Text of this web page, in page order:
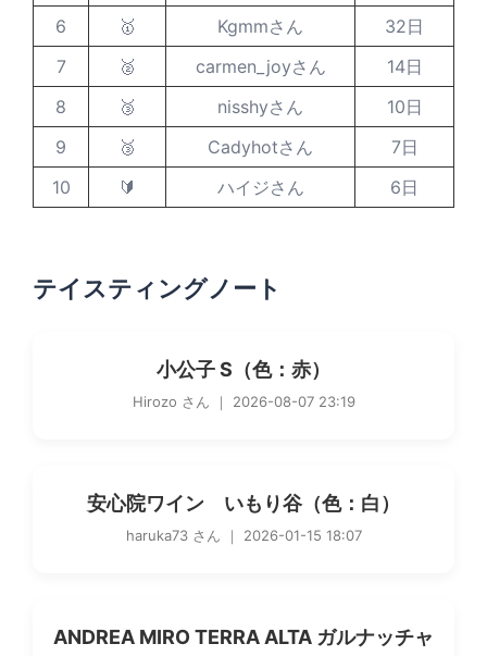
6
🥇 Kgmmさん
32日
7
🥈 carmen_joyさん
14日
8
🥉 nisshyさん
10日
9
🥉 Cadyhotさん
7日
10
🔰 ハイジさん 6日
テイスティングノート
小公子 S（色：赤）
Hirozo さん ｜ 2026-08-07 23:19
安心院ワイン いもり谷（色：白）
haruka73 さん ｜ 2026-01-15 18:07
ANDREA MIRO TERRA ALTA ガルナッチャ